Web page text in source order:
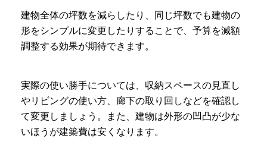
建物全体の坪数を減らしたり、同じ坪数でも建物の
形をシンプルに変更したりすることで、予算を減額
調整する効果が期待できます。
実際の使い勝手については、収納スペースの見直し
やリビングの使い方、廊下の取り回しなどを確認し
て変更しましょう。また、建物は外形の凹凸が少な
いほうが建築費は安くなります。